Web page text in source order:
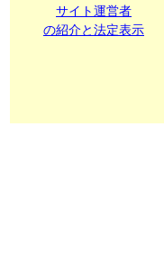
サイト運営者
の紹介と法定表示